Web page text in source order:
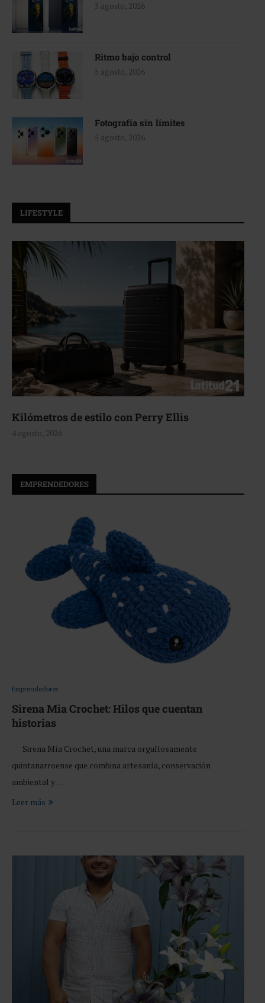
5 agosto, 2026
Ritmo bajo control
5 agosto, 2026
Fotografía sin límites
5 agosto, 2026
LIFESTYLE
Aerie, texturas que fluyen
4 agosto, 2026
EMPRENDEDORES
Emprendedores
Sirena Mia Crochet: Hilos que cuentan
historias
Sirena Mía Crochet, una marca orgullosamente
quintanarroense que combina artesanía, conservación
ambiental y …
Leer más